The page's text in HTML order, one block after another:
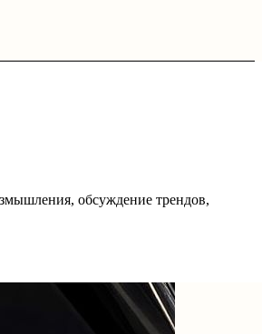
обсуждение трендов,